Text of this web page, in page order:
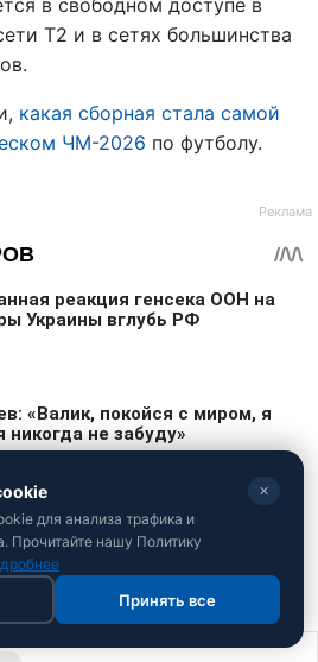
Т2 и в сетях большинства
какая сборная стала самой
ЧМ-2026 по футболу.
✕
для анализа трафика и
Прочитайте нашу Политику
Принять все